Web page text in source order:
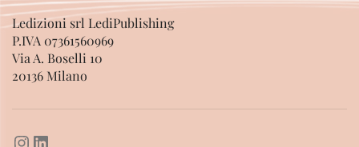
Ledizioni srl LediPublishing
P.IVA 07361560969
Via A. Boselli 10
20136 Milano